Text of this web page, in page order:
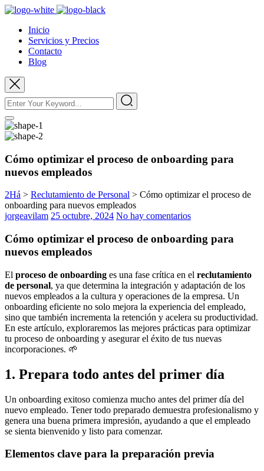
Inicio
Servicios y Precios
Contacto
Blog
Cómo optimizar el proceso de onboarding para
nuevos empleados
2Há > Reclutamiento de Personal > Cómo optimizar el proceso de
onboarding para nuevos empleados
jorgeavilam 25 octubre, 2024 No hay comentarios
Cómo optimizar el proceso de onboarding para
nuevos empleados
El proceso de onboarding es una fase crítica en el reclutamiento
de personal, ya que determina la integración y adaptación de los
nuevos empleados a la cultura y operaciones de la empresa. Un
onboarding eficiente no solo mejora la experiencia del empleado,
sino que también incrementa la retención y acelera su productividad.
En este artículo, exploraremos las mejores prácticas para optimizar
tu proceso de onboarding y asegurar el éxito de tus nuevas
incorporaciones. 🌱
1. Prepara todo antes del primer día
Un onboarding exitoso comienza mucho antes del primer día del
nuevo empleado. Tener todo preparado demuestra profesionalismo y
genera una buena primera impresión, ayudando a que el empleado
se sienta bienvenido y listo para comenzar.
Elementos clave para la preparación previa